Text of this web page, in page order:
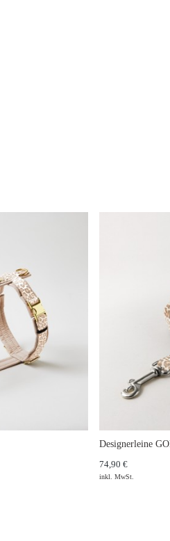
Designerleine
74,90 €
inkl. MwSt.